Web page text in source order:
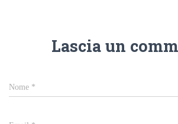
Lascia un
Nome *